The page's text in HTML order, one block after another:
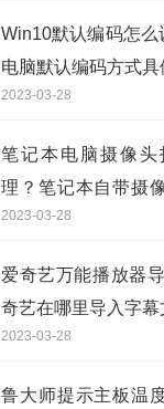
Win10默认编码怎
电脑默认编码方式
2023-03-28
笔记本电脑摄像
理？笔记本自带摄
享
2023-03-28
爱奇艺万能播放器
奇艺在哪里导入字幕
2023-03-28
鲁大师提示主板温